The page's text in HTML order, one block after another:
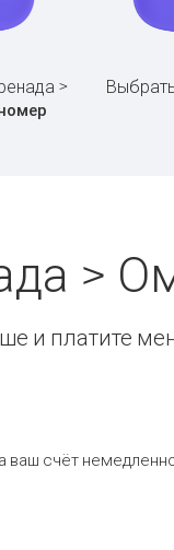
>
>
и платите
ваш счёт